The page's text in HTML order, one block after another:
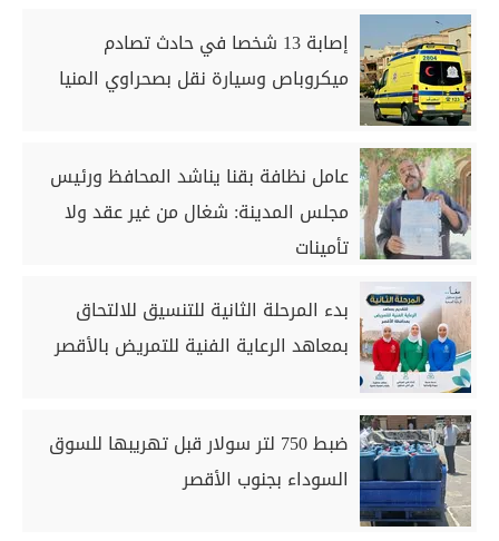
إصابة 13 شخصا في حادث تصادم
ميكروباص وسيارة نقل بصحراوي المنيا
عامل نظافة بقنا يناشد المحافظ ورئيس
مجلس المدينة: شغال من غير عقد ولا
تأمينات
بدء المرحلة الثانية للتنسيق للالتحاق
بمعاهد الرعاية الفنية للتمريض بالأقصر
ضبط 750 لتر سولار قبل تهريبها للسوق
السوداء بجنوب الأقصر